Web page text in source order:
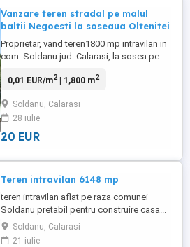
Vanzare teren stradal pe malul
baltii Negoesti la soseaua Oltenitei
Proprietar, vand teren1800 mp intravilan in
com. Soldanu jud. Calarasi, la sosea pe
Bucuresti. Deschidere la Soseaua Oltenitei
comerciala, locuinta, agrement, etc.Pret 20
euro mp negociabil. Relatii la .
0,01 EUR/m2| 1,800 m2
Soldanu, Calarasi
28 iulie
20 EUR
Teren intravilan 6148 mp
teren intravilan aflat pe raza comunei
Soldanu pretabil pentru construire casa...
terenul are suprafata de 6128 mp
Soldanu, Calarasi
21 iulie